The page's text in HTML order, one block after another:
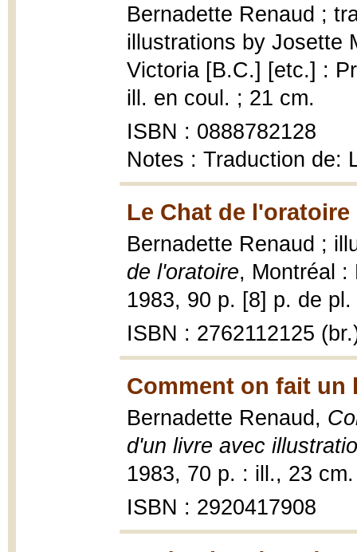
Bernadette Renaud ;
illustrations by Josette
Victoria [B.C.] [etc.] :
ill. en coul. ; 21 cm.
ISBN : 0888782128
Notes : Traduction de:
Le Chat de l'oratoire
Bernadette Renaud ;
de l'oratoire, Montréal :
1983, 90 p. [8] p. de
ISBN : 2762112125
Comment on fait un
Bernadette Renaud,
d'un livre avec
1983, 70 p. : ill., 23 cm.
ISBN : 2920417908